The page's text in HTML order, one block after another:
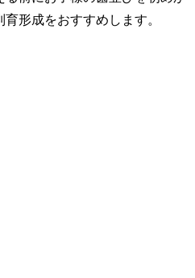
形成をおすすめします。